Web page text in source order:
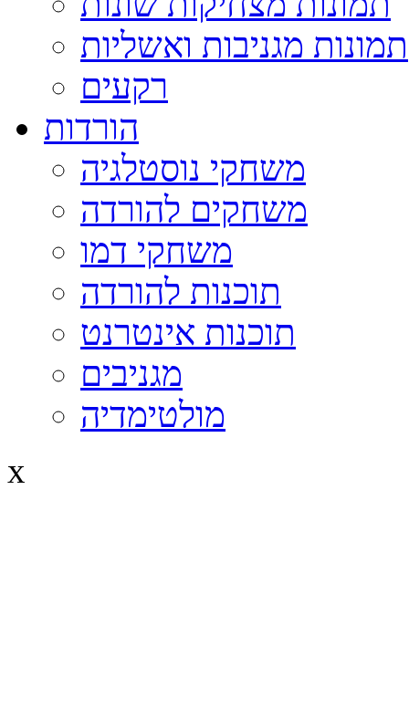
תמונות מגניבות ואשליות
רקעים
הורדות
משחקי נוסטלגיה
משחקים להורדה
משחקי דמו
תוכנות להורדה
תוכנות אינטרנט
מגניבים
מולטימדיה
x